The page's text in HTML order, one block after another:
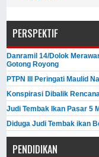
PERSPEKTIF
Danramil 14/Dolok
Gotong Royong
PTPN III Peringati Maulid
Konspirasi Dibalik
Judi Tembak Ikan Pasar 5
Diduga Judi Tembak ikan
PENDIDIKAN